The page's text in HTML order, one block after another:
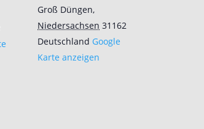
Groß Düngen,
Niedersachsen 31162
Deutschland Google
Karte anzeigen